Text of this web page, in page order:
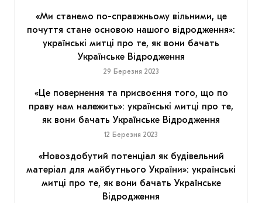
«Ми станемо по-справжньому вільними, це
почуття стане основою нашого відродження»:
українські митці про те, як вони бачать
Українське Відродження
29 Березня 2023
«Це повернення та присвоєння того, що по
праву нам належить»: українські митці про те,
як вони бачать Українське Відродження
12 Березня 2023
«Новоздобутий потенціал як будівельний
матеріал для майбутнього України»: українські
митці про те, як вони бачать Українське
Відродження